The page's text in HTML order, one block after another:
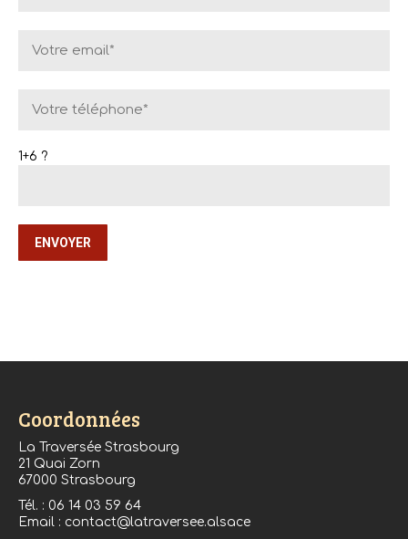
1+6 ?
Coordonnées
La Traversée Strasbourg
21 Quai Zorn
67000 Strasbourg
Tél. : 06 14 03 59 64
Email : contact@latraversee.alsace